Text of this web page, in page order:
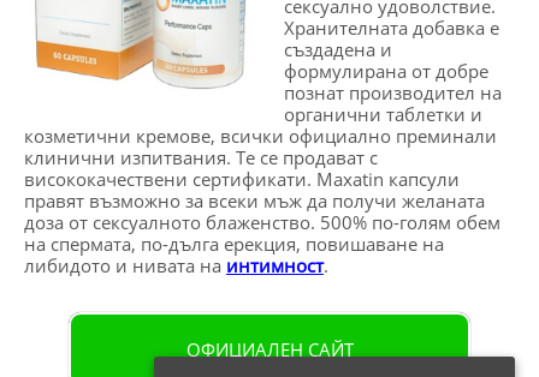
сексуално удоволствие.
Хранителната добавка е
създадена и
формулирана от добре
познат производител на
органични таблетки и
козметични кремове, всички официално преминали
клинични изпитвания. Те се продават с
висококачествени сертификати. Maxatin капсули
правят възможно за всеки мъж да получи желаната
доза от сексуалното блаженство. 500% по-голям обем
на спермата, по-дълга ерекция, повишаване на
либидото и нивата на интимност.
ОФИЦИАЛЕН САЙТ